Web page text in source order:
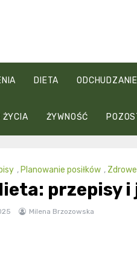
DIETA ODCHUDZANIE
ŻYCIA ŻYWNOŚĆ
,Planowanie posiłków ,
przepisy
Milena Brzozowska